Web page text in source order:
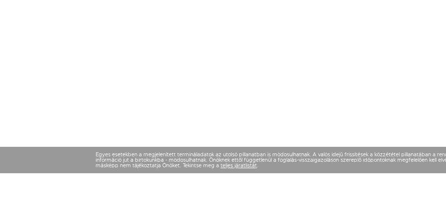
Egyes esetekben a megjelenített termináladatok az utolsó pillanatban is módosulhatnak. A valós idejű frissítések a közzététel pillanatában a
információ jut a birtokunkba - módosulhatnak. Önöknek ettől függetlenül a foglalás-visszaigazoláson szereplő időpontoknak megfelelően kell
másképp nem tájékoztatja Önöket. Tekintse meg a teljes járatlistát.